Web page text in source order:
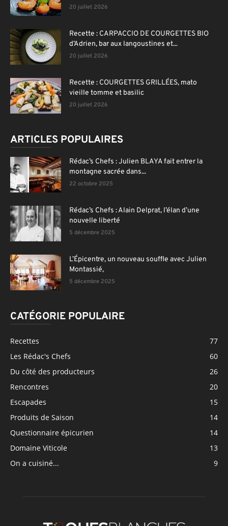
20 juillet 2026
Recette : CARPACCIO DE COURGETTES BIO
d’Adrien, bar aux langoustines et...
20 juillet 2026
Recette : COURGETTES GRILLÉES, mato
vieille tomme et basilic
20 juillet 2026
ARTICLES POPULAIRES
Rédac’s Chefs : Julien BLAYA fait entrer la
montagne sacrée dans...
22 octobre 2025
Rédac’s Chefs : Alain Delprat, l’élan d’une
nouvelle liberté
5 décembre 2025
L’Épicentre, un nouveau souffle avec Julien
Montassié,
5 décembre 2025
CATÉGORIE POPULAIRE
Recettes
77
Les Rédac's Chefs
60
Du côté des producteurs
26
Rencontres
20
Escapades
15
Produits de Saison
14
Questionnaire épicurien
14
Domaine Viticole
13
On a cuisiné...
9